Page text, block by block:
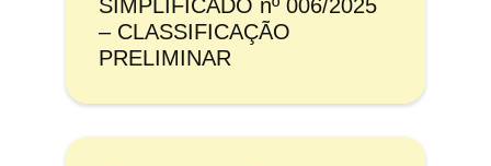
SIMPLIFICADO nº 006/2025
– CLASSIFICAÇÃO
PRELIMINAR